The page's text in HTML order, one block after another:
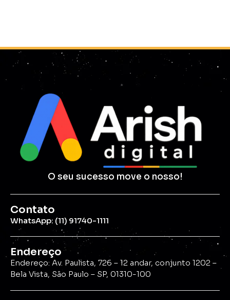
O seu sucesso move o nosso!
Contato
WhatsApp: (11) 91740-1111
Endereço
Endereço: Av. Paulista, 726 – 12 andar, conjunto 1202 –
Bela Vista, São Paulo – SP, 01310-100